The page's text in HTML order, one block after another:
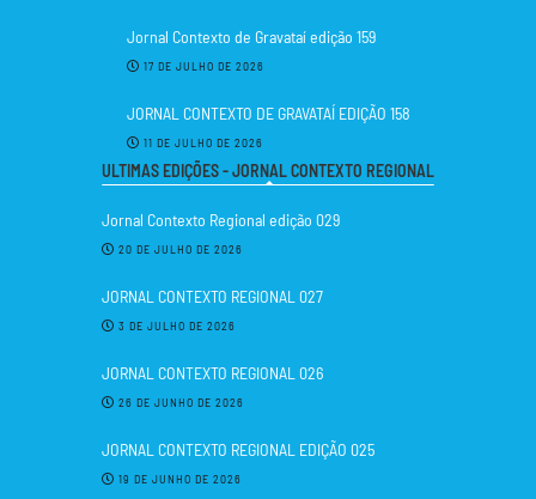
Jornal Contexto de Gravataí edição 159
17 DE JULHO DE 2026
JORNAL CONTEXTO DE GRAVATAÍ EDIÇÃO 158
11 DE JULHO DE 2026
ULTIMAS EDIÇÕES - JORNAL CONTEXTO REGIONAL
Jornal Contexto Regional edição 029
20 DE JULHO DE 2026
JORNAL CONTEXTO REGIONAL 027
3 DE JULHO DE 2026
JORNAL CONTEXTO REGIONAL 026
26 DE JUNHO DE 2026
JORNAL CONTEXTO REGIONAL EDIÇÃO 025
19 DE JUNHO DE 2026